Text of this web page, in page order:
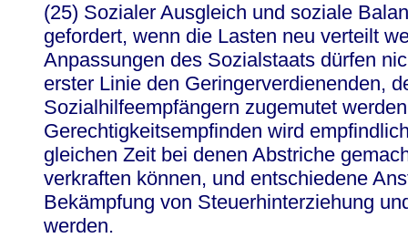
(25) Sozialer Ausgleich und soziale
gefordert, wenn die Lasten neu verteilt
Anpassungen des Sozialstaats dürfen
erster Linie den Geringerverdienenden,
Sozialhilfeempfängern zugemutet
Gerechtigkeitsempfinden wird
gleichen Zeit bei denen Abstriche
verkraften können, und entschiedene
Bekämpfung von Steuerhinterziehung
werden.